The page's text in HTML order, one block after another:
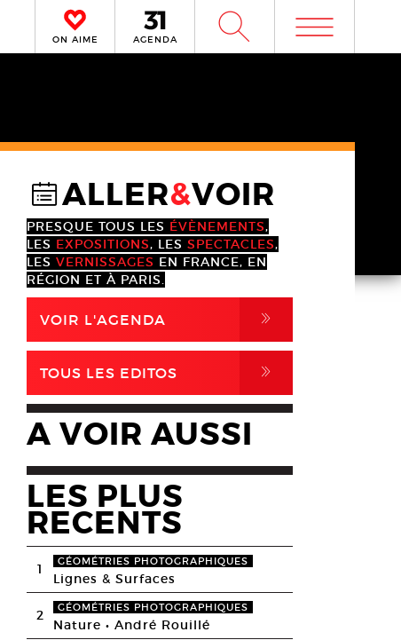
ON AIME AGENDA W m
@ALLER&VOIR
PRESQUE TOUS LES ÉVÈNEMENTS,
LES EXPOSITIONS, LES SPECTACLES,
LES VERNISSAGES EN FRANCE, EN
RÉGION ET À PARIS.
VOIR L'AGENDA ,
TOUS LES EDITOS ,
A VOIR AUSSI
LES PLUS
RECENTS
1 GÉOMÉTRIES PHOTOGRAPHIQUES
Lignes & Surfaces
2 GÉOMÉTRIES PHOTOGRAPHIQUES
Nature • André Rouillé